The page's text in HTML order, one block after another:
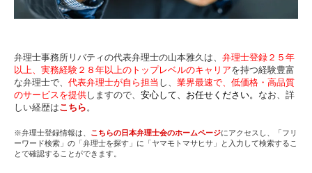
弁理士事務所リバティの代表弁理士の山本雅久は、 弁理士登録２５年
以上、実務経験２８年以上のトップレベルのキャリアを持つ経験豊富
な弁理士で、 代表弁理士が自ら担当 し、 業界最速で、低価格・高品質
のサービスを提供しますので、 安心して、お任せください。 なお、詳
しい経歴はこちら。
※弁理士登録情報は、 こちらの日本弁理士会のホームページにアクセスし、「フリ
ーワード検索」の「弁理士を探す」に「ヤマモトマサヒサ」と入力して検索するこ
とで確認することができます。